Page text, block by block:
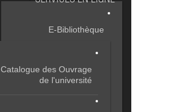
E-Bibliothèque
Catalogue des Ouvrage
de l'université